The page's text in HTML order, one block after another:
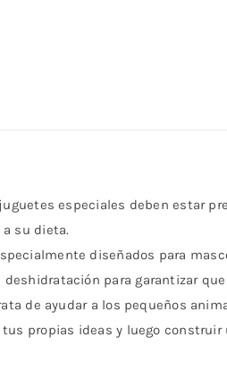
especiales deben estar
su dieta.
diseñados para
para garantizar
de ayudar a los pequeños
propias ideas y luego